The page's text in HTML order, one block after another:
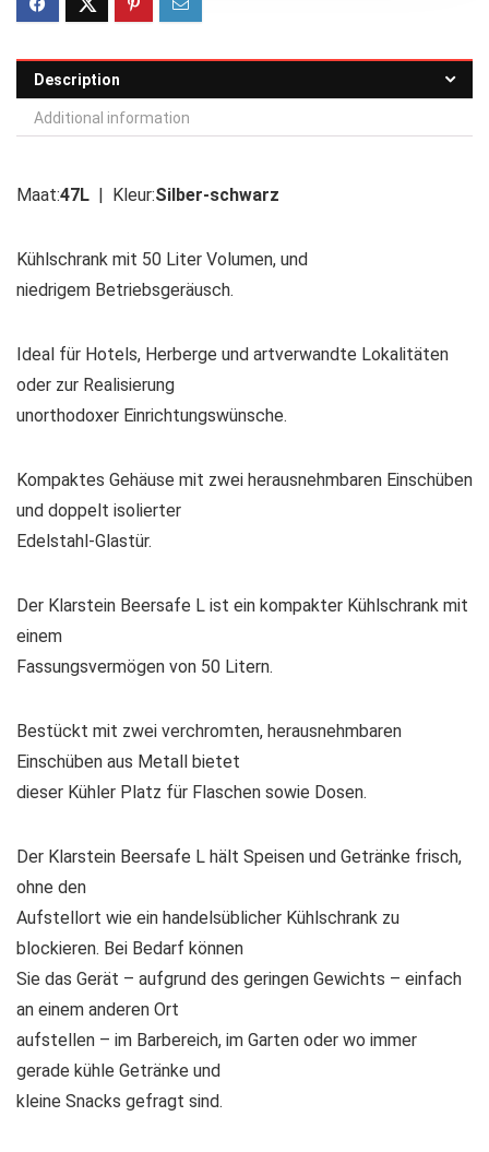
Description
Additional information
Maat:47L | Kleur:Silber-schwarz
Kühlschrank mit 50 Liter Volumen, und
niedrigem Betriebsgeräusch.
Ideal für Hotels, Herberge und artverwandte Lokalitäten
oder zur Realisierung
unorthodoxer Einrichtungswünsche.
Kompaktes Gehäuse mit zwei herausnehmbaren Einschüben
und doppelt isolierter
Edelstahl-Glastür.
Der Klarstein Beersafe L ist ein kompakter Kühlschrank mit
einem
Fassungsvermögen von 50 Litern.
Bestückt mit zwei verchromten, herausnehmbaren
Einschüben aus Metall bietet
dieser Kühler Platz für Flaschen sowie Dosen.
Der Klarstein Beersafe L hält Speisen und Getränke frisch,
ohne den
Aufstellort wie ein handelsüblicher Kühlschrank zu
blockieren. Bei Bedarf können
Sie das Gerät – aufgrund des geringen Gewichts – einfach
an einem anderen Ort
aufstellen – im Barbereich, im Garten oder wo immer
gerade kühle Getränke und
kleine Snacks gefragt sind.